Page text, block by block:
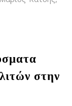
στην